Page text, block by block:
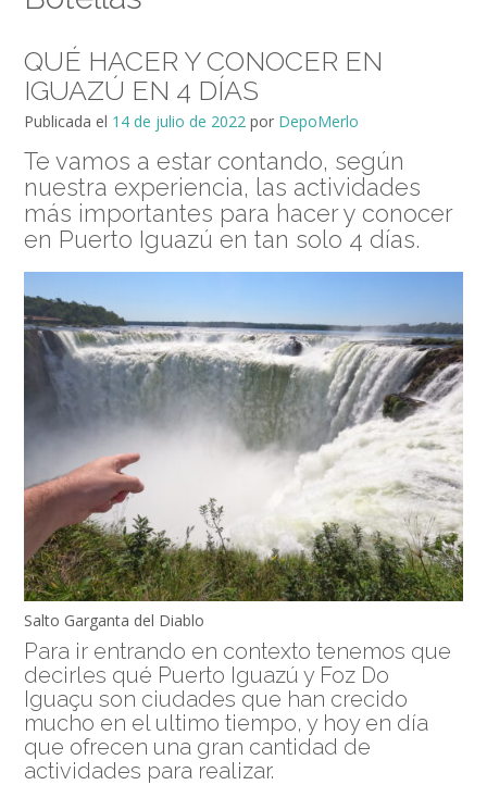
QUÉ HACER Y CONOCER EN
IGUAZÚ EN 4 DÍAS
Publicada el 14 de julio de 2022 por DepoMerlo
Te vamos a estar contando, según
nuestra experiencia, las actividades
más importantes para hacer y conocer
en Puerto Iguazú en tan solo 4 días.
Salto Garganta del Diablo
Para ir entrando en contexto tenemos que
decirles qué Puerto Iguazú y Foz Do
Iguaçu son ciudades que han crecido
mucho en el ultimo tiempo, y hoy en día
que ofrecen una gran cantidad de
actividades para realizar.